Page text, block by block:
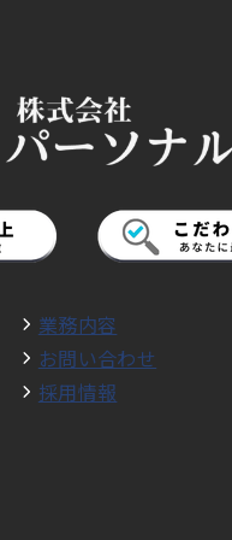
業務内容
お問い合わせ
採用情報